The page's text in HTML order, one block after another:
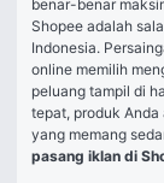
benar-benar
Shopee adalah
Indonesia.
online memilih
peluang tampil di
tepat, produk
yang memang
pasang iklan di